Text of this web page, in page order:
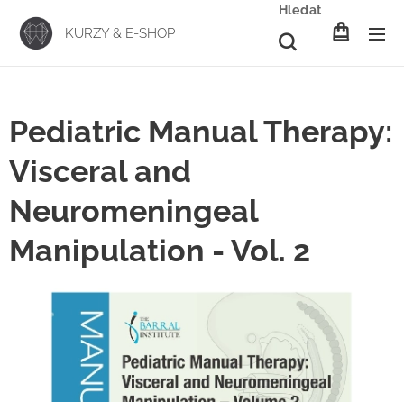
KURZY & E-SHOP
Hledat
Pediatric Manual Therapy:
Visceral and
Neuromeningeal
Manipulation - Vol. 2